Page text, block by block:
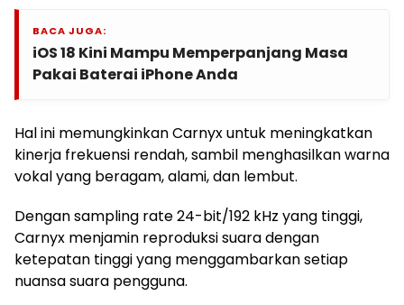
BACA JUGA:
iOS 18 Kini Mampu Memperpanjang Masa
Pakai Baterai iPhone Anda
Hal ini memungkinkan Carnyx untuk meningkatkan
kinerja frekuensi rendah, sambil menghasilkan warna
vokal yang beragam, alami, dan lembut.
Dengan sampling rate 24-bit/192 kHz yang tinggi,
Carnyx menjamin reproduksi suara dengan
ketepatan tinggi yang menggambarkan setiap
nuansa suara pengguna.